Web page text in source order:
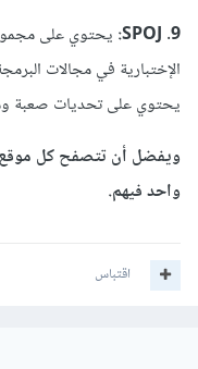
9. SPOJ:
يحتوي على
الإختبارية في مجالات
يحتوي على تحديات صعبة
ويفضل أن تتصفح كل
واحد فيهم.
اقتباس